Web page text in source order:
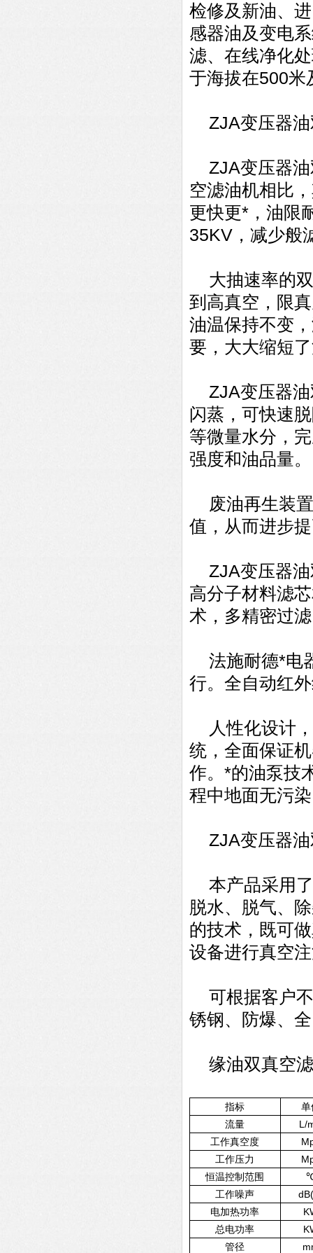
检修及新油、
感器油及变电
滤、在线净化
于海拔在500米
ZJA变压器油
ZJA变压器油
空滤油机相比
更快更*，油限
35KV，减少般
大抽速率的双
到高真空，限
油温保持不变
要，大大缩短
ZJA变压器油
闪蒸，可快速
等微量水分，
强度和油品量。
废油再生装置
值，从而进步
ZJA变压器油
高分子材料滤
术，多精密过
法施耐德*电
行。全自动红
人性化设计，
统，全面保证
作。*的油泵技
程中地面无污
ZJA变压器油
本产品采用了
脱水、脱气、
的技术，既可
设备进行真空
可根据客户不
锈钢、防爆、
缘油双真空
指标
流量
L/
工作真空度
工作压力
恒温控制范围
工作噪声
电加热功率
总电功率
管径